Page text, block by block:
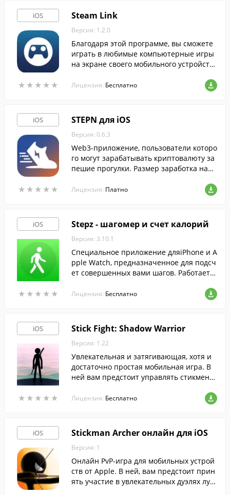
iOS
★ ★ ★ ★ ★
★ ★ ★ ★ ★
Steam Link
Версия: 1.2.0
Благодаря этой программе, вы сможете
играть в любимые компьютерные игры
на экране своего мобильного устройств
Лицензия: Бесплатно
iOS
★ ★ ★ ★ ★
★ ★ ★ ★ ★
STEPN для iOS
Версия: 0.6.3
Web3-приложение, пользователи которо
го могут зарабатывать криптовалюту за
пешие прогулки. Размер заработка напр
етенных NFT-кроссовок.
Лицензия: Платно
iOS
★ ★ ★ ★ ★
★ ★ ★ ★ ★
Stepz - шагомер и счет калорий
Версия: 3.10.1
Специальное приложение дляiPhone и A
pple Watch, предназначенное для подсч
ет совершенных вами шагов. Работает в
Лицензия: Бесплатно
iOS
★ ★ ★ ★ ★
★ ★ ★ ★ ★
Stick Fight: Shadow Warrior
Версия: 1.22
Увлекательная и затягивающая, хотя и
достаточно простая мобильная игра. В
ней вам предстоит управлять стикмено
овремя нажимая на экран своего гаджет
Лицензия: Бесплатно
iOS Stickman Archer онлайн для iOS
Версия: 1
Онлайн PvP-игра для мобильных устрой
ств от Apple. В ней, вам предстоит прин
ять участие в увлекательных дуэлях луч